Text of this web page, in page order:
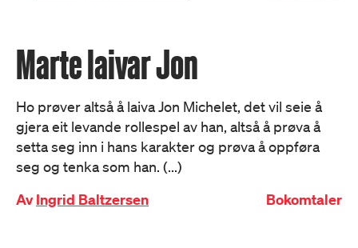
Marte laivar Jon
Ho prøver altså å laiva Jon Michelet, det vil seie å
gjera eit levande rollespel av han, altså å prøva å
setta seg inn i hans karakter og prøva å oppføra
seg og tenka som han. (...)
AvIngrid Baltzersen Bokomtaler